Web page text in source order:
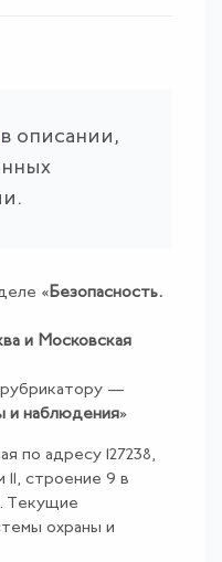
в описании,
« Безопасность.
и Московская
—
и наблюдения»
по адресу 127238,
строение 9 в
Текущие
охраны и